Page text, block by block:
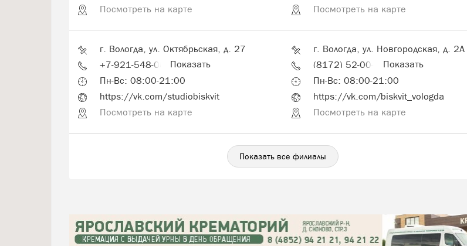
Посмотреть на карте
Посмотреть на карте
г. Вологда, ул. Октябрьская, д. 27
+7-921-548-00-00Показать
Пн-Вс: 08:00-21:00
https://vk.com/studiobiskvit
Посмотреть на карте
г. Вологда, ул. Новгородская, д. 2А
(8172) 52-00-00Показать
Пн-Вс: 08:00-21:00
https://vk.com/biskvit_vologda
Посмотреть на карте
Показать все филиалы